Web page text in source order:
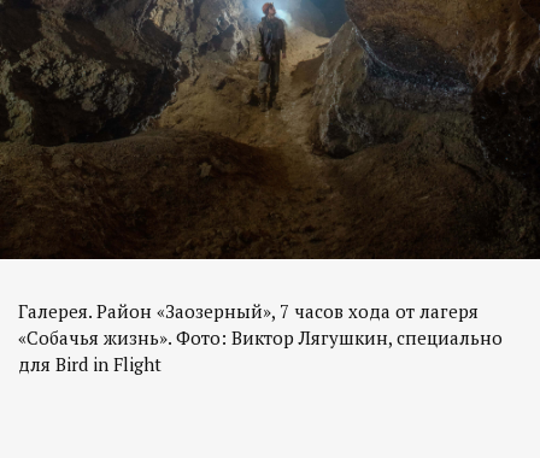
Галерея. Район «Заозерный», 7 часов хода от лагеря
«Собачья жизнь». Фото: Виктор Лягушкин, специально